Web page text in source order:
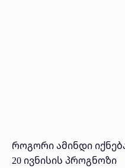
როგორი ამინდი
20 ივნისის პროგნოზი